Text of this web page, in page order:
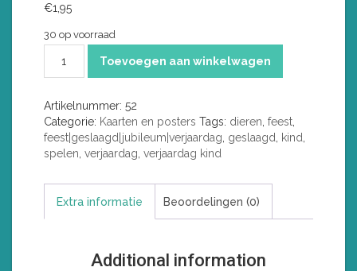
€1,95
30 op voorraad
met
hondje
aantal
Toevoegen aan winkelwagen
Artikelnummer: 52
Categorie: Kaarten en posters Tags: dieren, feest,
feest|geslaagd|jubileum|verjaardag, geslaagd, kind,
spelen, verjaardag, verjaardag kind
Extra informatie Beoordelingen (0)
Additional information